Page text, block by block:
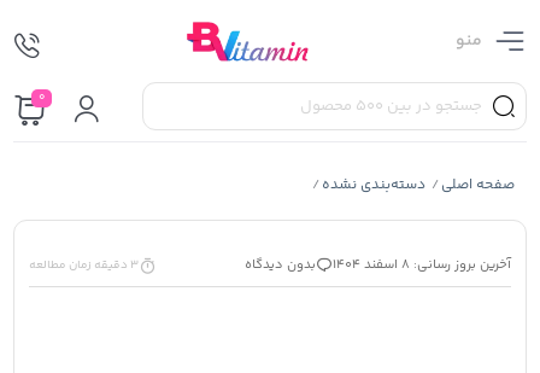
منو
0
صفحه اصلی / دسته‌بندی نشده /
آخرین بروز رسانی: 8 اسفند 1404 بدون دیدگاه 3 دقیقه زمان مطالعه